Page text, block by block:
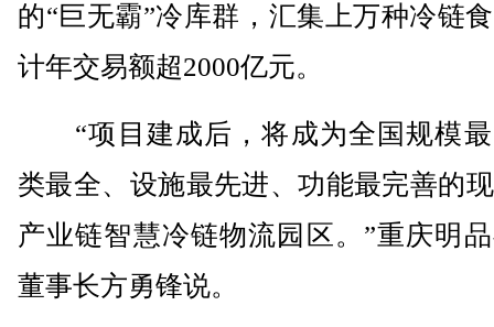
的“巨无霸”冷库群，汇集上万种冷链
计年交易额超2000亿元。
“项目建成后，将成为全国规模最
类最全、设施最先进、功能最完善的
产业链智慧冷链物流园区。”重庆明
董事长方勇锋说。